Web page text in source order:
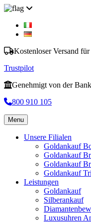
Kostenloser Versand
Trustpilot
Genehmigt von der
800 910 105
Menu
Unsere Filialen
Goldankauf
Goldankauf
Goldankauf
Goldankauf
Leistungen
Goldankauf
Silberankauf
Luxusuhren